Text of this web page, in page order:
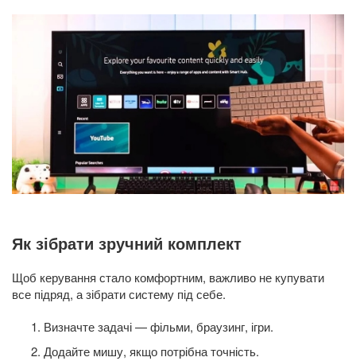
Як зібрати зручний комплект
Щоб керування стало комфортним, важливо не купувати
все підряд, а зібрати систему під себе.
Визначте задачі — фільми, браузинг, ігри.
Додайте мишу, якщо потрібна точність.